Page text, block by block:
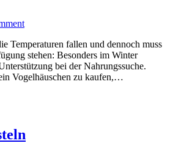
Temperaturen fallen und dennoch muss
stehen: Besonders im Winter
bei der Nahrungssuche.
Vogelhäuschen zu kaufen,…